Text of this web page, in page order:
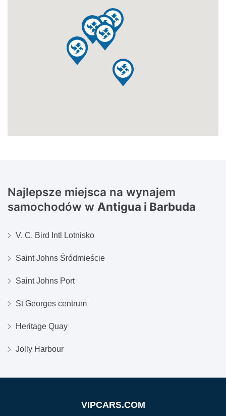
Najlepsze miejsca na wynajem
samochodów w Antigua i Barbuda
V. C. Bird Intl Lotnisko
Saint Johns Śródmieście
Saint Johns Port
St Georges centrum
Heritage Quay
Jolly Harbour
VIPCARS.COM